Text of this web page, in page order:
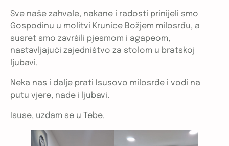
Sve naše zahvale, nakane i radosti prinijeli smo
Gospodinu u molitvi Krunice Božjem milosrđu, a
susret smo završili pjesmom i agapeom,
nastavljajući zajedništvo za stolom u bratskoj
ljubavi.
Neka nas i dalje prati Isusovo milosrđe i vodi na
putu vjere, nade i ljubavi.
Isuse, uzdam se u Tebe.